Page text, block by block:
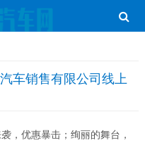
车销售有限公司线上
，优惠暴击；绚丽的舞台，